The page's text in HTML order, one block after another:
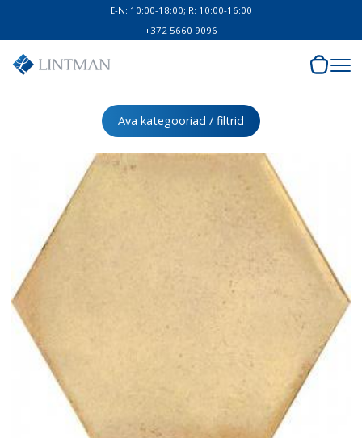
E-N: 10:00-18:00; R: 10:00-16:00
+372 5660 9096
Ava kategooriad / filtrid